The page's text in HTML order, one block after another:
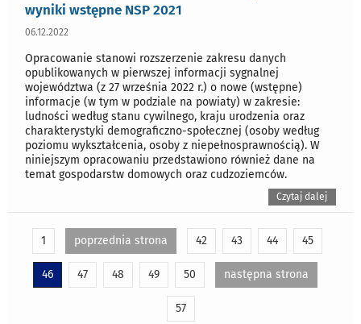
wyniki wstępne NSP 2021
06.12.2022
Opracowanie stanowi rozszerzenie zakresu danych
opublikowanych w pierwszej informacji sygnalnej
województwa (z 27 września 2022 r.) o nowe (wstępne)
informacje (w tym w podziale na powiaty) w zakresie:
ludności według stanu cywilnego, kraju urodzenia oraz
charakterystyki demograficzno-społecznej (osoby według
poziomu wykształcenia, osoby z niepełnosprawnością). W
niniejszym opracowaniu przedstawiono również dane na
temat gospodarstw domowych oraz cudzoziemców.
Czytaj dalej
1 poprzednia strona 42 43 44 45
46 47 48 49 50 następna strona
57